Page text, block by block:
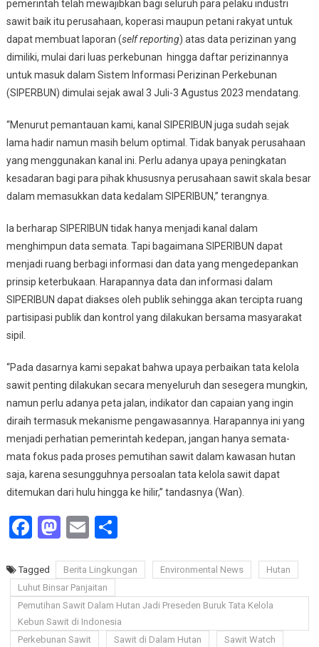
pemerintah telah mewajibkan bagi seluruh para pelaku industri
sawit baik itu perusahaan, koperasi maupun petani rakyat untuk
dapat membuat laporan (self reporting) atas data perizinan yang
dimiliki, mulai dari luas perkebunan hingga daftar perizinannya
untuk masuk dalam Sistem Informasi Perizinan Perkebunan
(SIPERBUN) dimulai sejak awal 3 Juli-3 Agustus 2023 mendatang.
“Menurut pemantauan kami, kanal SIPERIBUN juga sudah sejak
lama hadir namun masih belum optimal. Tidak banyak perusahaan
yang menggunakan kanal ini. Perlu adanya upaya peningkatan
kesadaran bagi para pihak khususnya perusahaan sawit skala besar
dalam memasukkan data kedalam SIPERIBUN,” terangnya.
Ia berharap SIPERIBUN tidak hanya menjadi kanal dalam
menghimpun data semata. Tapi bagaimana SIPERIBUN dapat
menjadi ruang berbagi informasi dan data yang mengedepankan
prinsip keterbukaan. Harapannya data dan informasi dalam
SIPERIBUN dapat diakses oleh publik sehingga akan tercipta ruang
partisipasi publik dan kontrol yang dilakukan bersama masyarakat
sipil.
“Pada dasarnya kami sepakat bahwa upaya perbaikan tata kelola
sawit penting dilakukan secara menyeluruh dan sesegera mungkin,
namun perlu adanya peta jalan, indikator dan capaian yang ingin
diraih termasuk mekanisme pengawasannya. Harapannya ini yang
menjadi perhatian pemerintah kedepan, jangan hanya semata-
mata fokus pada proses pemutihan sawit dalam kawasan hutan
saja, karena sesungguhnya persoalan tata kelola sawit dapat
ditemukan dari hulu hingga ke hilir,” tandasnya (Wan).
Facebook
Mastodon
EmailShare
Tagged Berita Lingkungan Environmental News
Hutan
Luhut Binsar Panjaitan
Pemutihan Sawit Dalam Hutan Jadi Preseden Buruk Tata Kelola
Kebun Sawit di Indonesia
Perkebunan Sawit
Sawit di Dalam Hutan
Sawit Watch